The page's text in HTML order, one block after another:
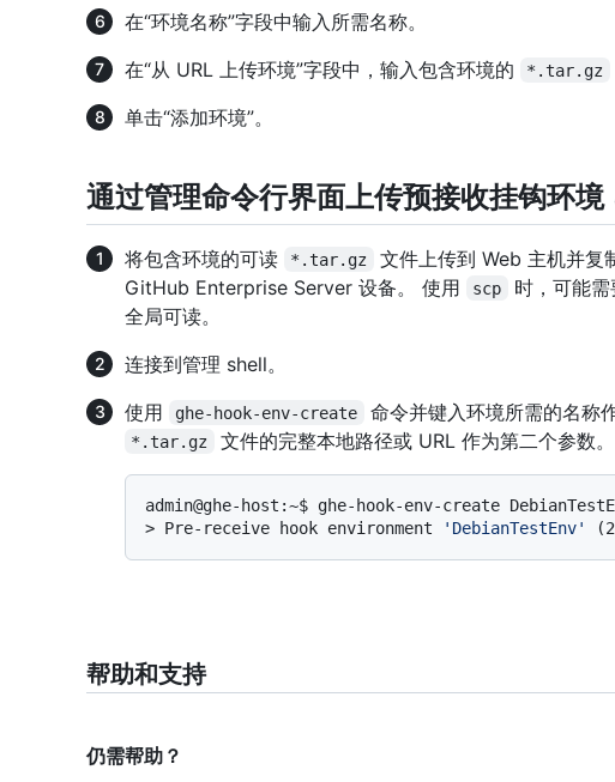
在“环境名称”字段中输入所需名称。
在“从 URL 上传环境”字段中，输入包含环境的
*.tar.gz
单击“添加环境”。
通过管理命令行界面上传预接收挂钩环境
将包含环境的可读 *.tar.gz 文件上传到 Web 主机并复
GitHub Enterprise Server 设备。 使用
scp 时，可能
全局可读。
连接到管理 shell。
使用
ghe-hook-env-create 命令并键入环境所需的名称
*.tar.gz 文件的完整本地路径或 URL 作为第二个参数。
> Pre-receive hook environment 'DebianTestEnv'
帮助和支持
仍需帮助？